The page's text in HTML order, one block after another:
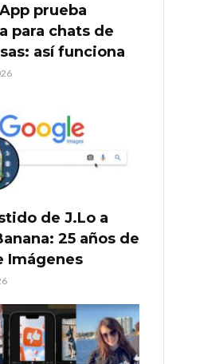
prueba
para chats de
así funciona
de J.Lo a
25 años de
Imágenes